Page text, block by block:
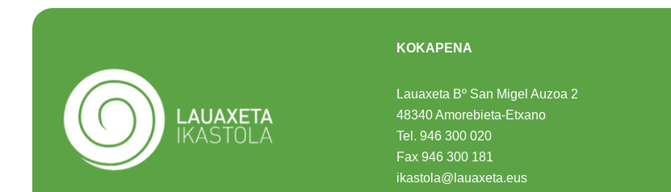
KOKAPENA
Lauaxeta Bº San Migel Auzoa 2
48340 Amorebieta-Etxano
Tel.946 300 020
Fax 946 300 181
ikastola@lauaxeta.eus